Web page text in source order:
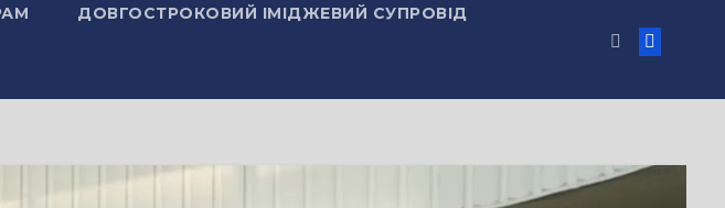
ДОВГОСТРОКОВИЙ ІМІДЖЕВИЙ СУПРОВІД